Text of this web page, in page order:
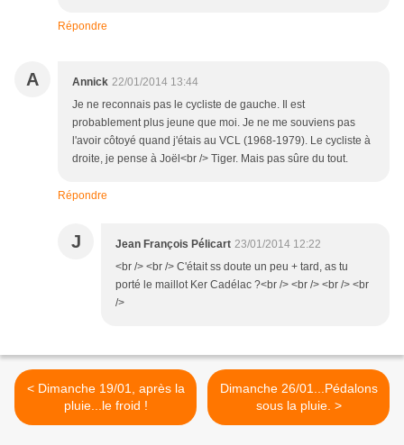
Répondre
A Annick 22/01/2014 13:44
Je ne reconnais pas le cycliste de gauche. Il est
probablement plus jeune que moi. Je ne me souviens pas
l'avoir côtoyé quand j'étais au VCL (1968-1979). Le cycliste à
droite, je pense à Joël<br /> Tiger. Mais pas sûre du tout.
Répondre
J Jean François Pélicart 23/01/2014 12:22
<br /> <br /> C'était ss doute un peu + tard, as tu
porté le maillot Ker Cadélac ?<br /> <br /> <br /> <br
/>
< Dimanche 19/01, après la
pluie...le froid !
Dimanche 26/01...Pédalons
sous la pluie. >